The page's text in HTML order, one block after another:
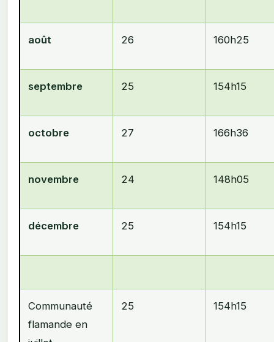
août 26 160h25
septembre 25 154h15
octobre 27 166h36
novembre 24 148h05
décembre 25 154h15
Communauté
flamande en
25 154h15